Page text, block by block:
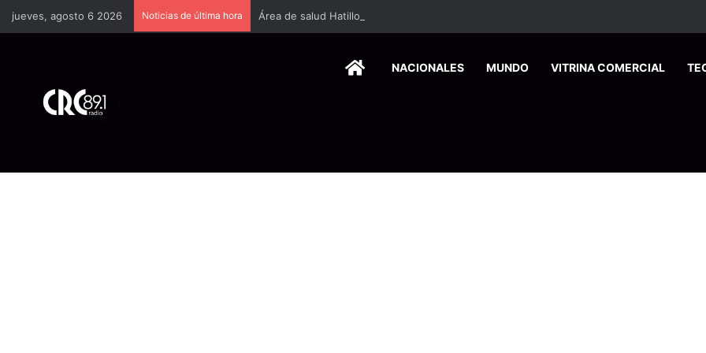
jueves, agosto 6 2026 Noticias de última hora
HOMENACIONALES MUNDO VITRINA COMERCIAL